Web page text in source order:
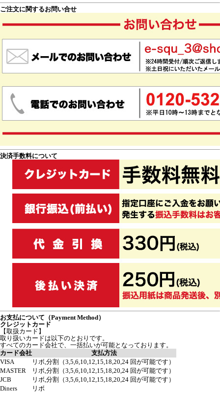
ご注文に関するお問い合せ
決済手数料について
お支払について（Payment Method）
クレジットカード
【取扱カード】
取り扱いカードは以下のとおりです。
すべてのカード会社で、一括払いが可能となっております。
カード会社
支払方法
VISA
リボ,分割（3,5,6,10,12,15,18,20,24 回が可能です）
MASTER
リボ,分割（3,5,6,10,12,15,18,20,24 回が可能です）
JCB
リボ,分割（3,5,6,10,12,15,18,20,24 回が可能です）
Diners
リボ